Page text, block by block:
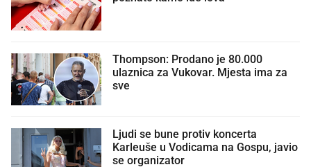
Thompson: Prodano je 80.000
ulaznica za Vukovar. Mjesta ima za
sve
Ljudi se bune protiv koncerta
Karleuše u Vodicama na Gospu, javio
se organizator